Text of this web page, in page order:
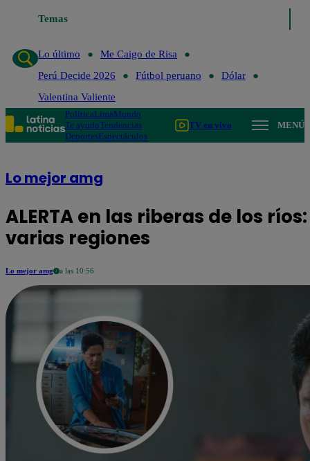
Temas
Lo último
Me Caigo de Risa
Perú Decide 2026
Fútbol peruano
Dólar
Valentina Valiente
PolíticaLimaMundo
Te ayudoTendencias
DeportesEspectáculos
TV en vivo MENÚ
Lo mejor amg
ALERTA en las riberas de los
varias regiones
Lo mejor amg a las 10:56